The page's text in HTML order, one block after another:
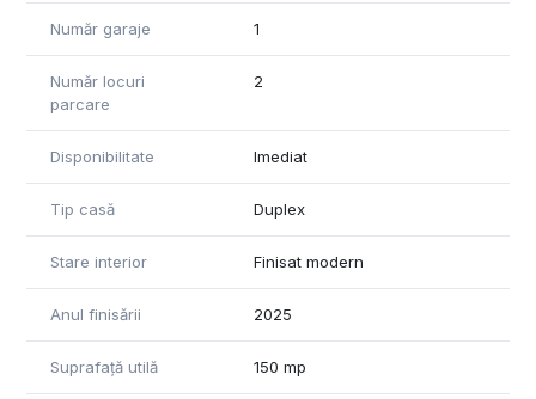
Număr garaje 1
Număr locuri
parcare
2
Disponibilitate Imediat
Tip casă Duplex
Stare interior Finisat modern
Anul finisării 2025
Suprafață utilă 150 mp